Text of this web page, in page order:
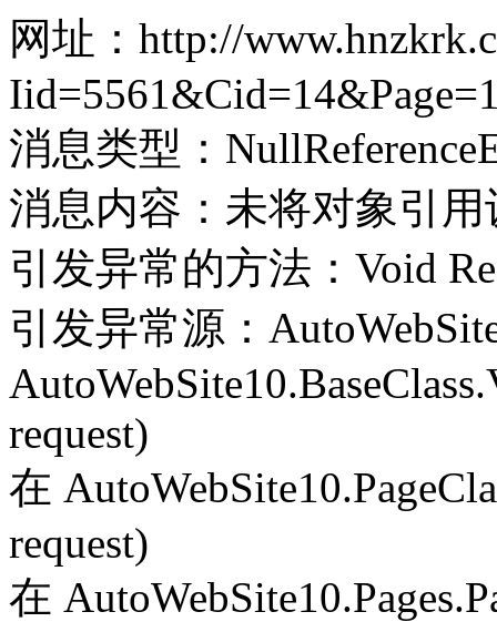
网址：http://
消息类型：
消息内容：未将对象引
引发异常的方法：Void
引发异常源：
request)
在
request)
在